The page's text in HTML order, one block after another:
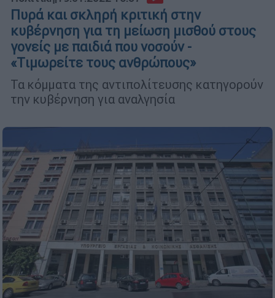
Πυρά και σκληρή κριτική στην
κυβέρνηση για τη μείωση μισθού στους
γονείς με παιδιά που νοσούν -
«Tιμωρείτε τους ανθρώπους»
Τα κόμματα της αντιπολίτευσης κατηγορούν
την κυβέρνηση για αναλγησία